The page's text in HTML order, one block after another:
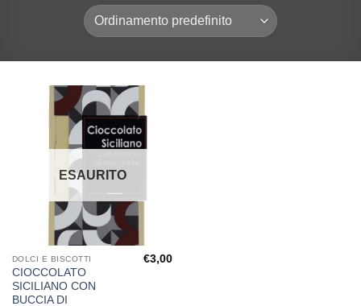
ESAURITO
DOLCI E BISCOTTI
CIOCCOLATO
SICILIANO CON
BUCCIA DI
€3,00